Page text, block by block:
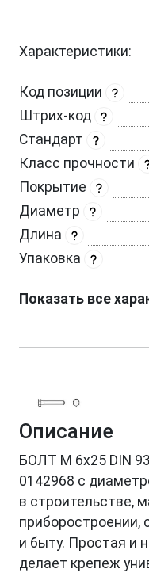
Характеристики:
Код позиции
Штрих-код
Стандарт
Класс прочности
Покрытие
Диаметр
Длина
Упаковка
Показать все
Описание
БОЛТ М 6х25 DIN
0142968 с
в строительстве,
приборостроении,
и быту. Простая и
делает крепеж